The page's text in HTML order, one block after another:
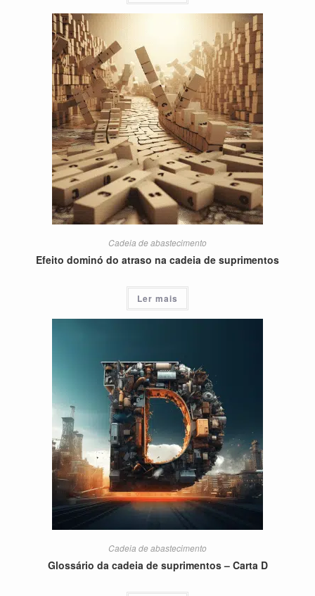
Cadeia de abastecimento
Efeito dominó do atraso na cadeia de suprimentos
Ler mais
Cadeia de abastecimento
Glossário da cadeia de suprimentos – Carta D